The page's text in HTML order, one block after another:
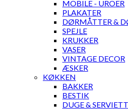
MOBILE - UROER
PLAKATER
DØRMÅTTER &
SPEJLE
KRUKKER
VASER
VINTAGE DECOR
ÆSKER
KØKKEN
BAKKER
BESTIK
DUGE &